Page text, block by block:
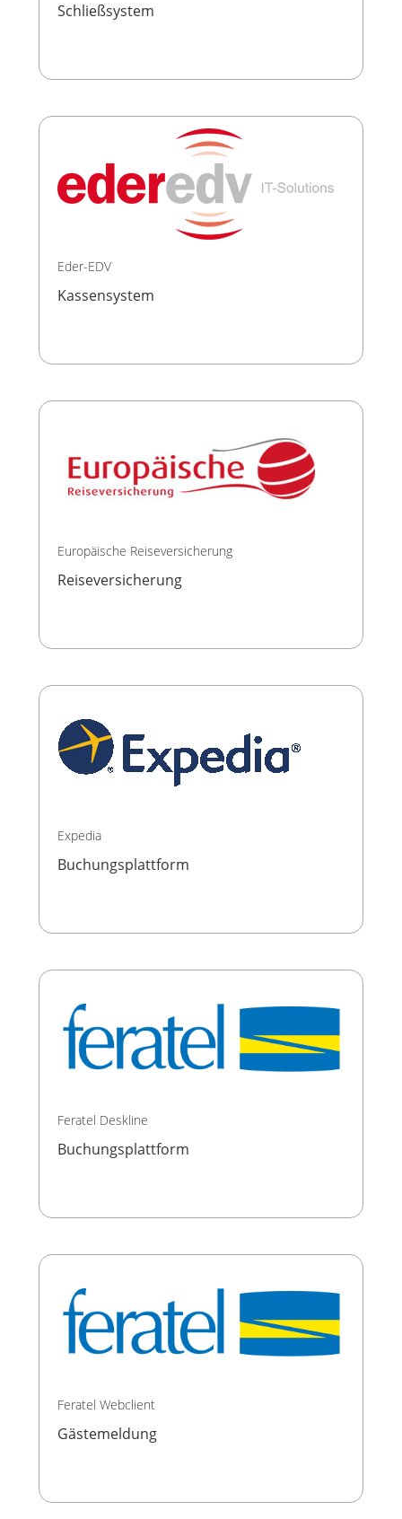
Schließsystem
Eder-EDV
Kassensystem
Europäische Reiseversicherung
Reiseversicherung
Expedia
Buchungsplattform
Feratel Deskline
Buchungsplattform
Feratel Webclient
Gästemeldung